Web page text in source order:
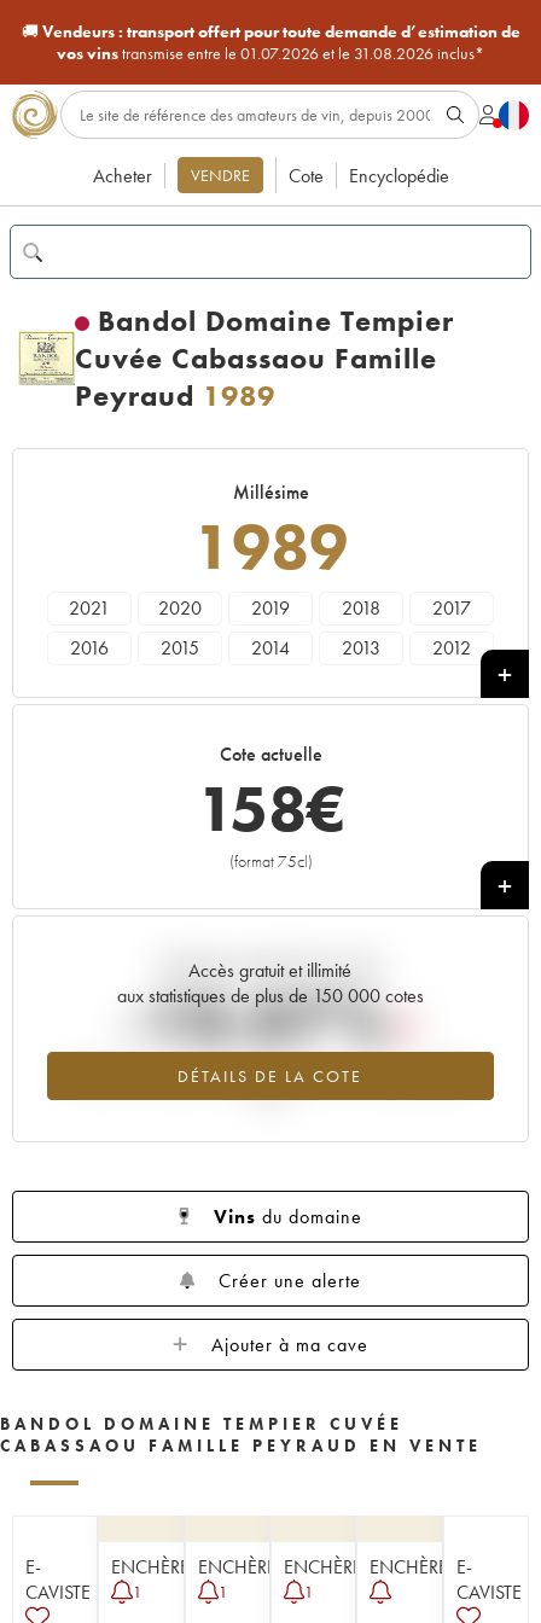
🚚Vendeurs : transport offert pour toute demande d’estimation de
vos vinstransmise entre le 01.07.2026 et le 31.08.2026 inclus*
Acheter VENDRE Cote Encyclopédie
Bandol Domaine Tempier
Cuvée Cabassaou Famille
Peyraud 1989
Millésime
1989
2021 2020 2019 2018
2017
2016
2015 2014 2013
2012
1999
1993
Cote actuelle
158€
(format 75cl)
+
Accès gratuit et illimité
aux statistiques de plus de 150 000 cotes
DÉTAILS DE LA COTE
Tendance actuelle de la cote
-10.07%
Tendance à la baisse du millésime 1989 en 2026 par rapport à
Vins du domaine
Créer une alerte
Ajouter à ma cave
BANDOL DOMAINE TEMPIER CUVÉE
CABASSAOU FAMILLE PEYRAUD EN VENTE
E-
CAVISTE
ENCHÈRE
1
ENCHÈRE
1
ENCHÈRE
1
ENCHÈRE
E-
CAVISTE